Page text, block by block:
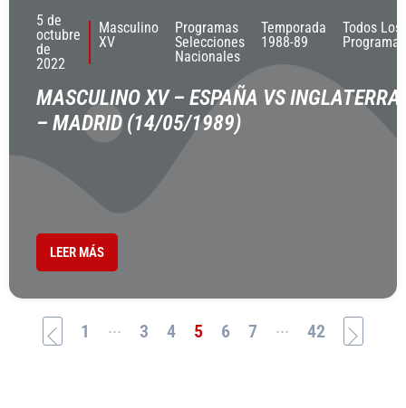
5 de
octubre
de
2022
Masculino
XV
Programas
Selecciones
Nacionales
Temporada
1988-89
Todos Los
Programas
MASCULINO XV – ESPAÑA VS INGLATERRA
– MADRID (14/05/1989)
LEER MÁS
1 ... 3 4 5 6 7 ... 42